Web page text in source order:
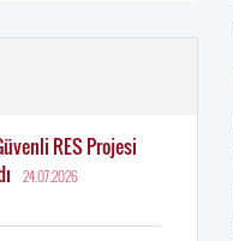
RES Projesi
24.07.2026